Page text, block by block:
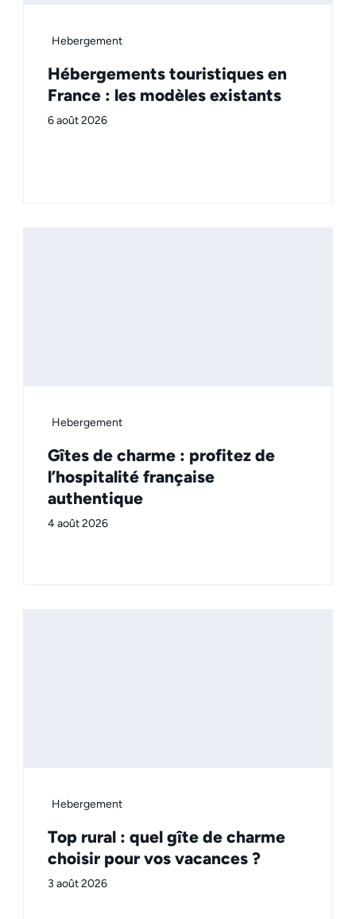
Hebergement
Hébergements touristiques en
France : les modèles existants
6 août 2026
Hebergement
Gîtes de charme : profitez de
l’hospitalité française
authentique
4 août 2026
Hebergement
Top rural : quel gîte de charme
choisir pour vos vacances ?
3 août 2026